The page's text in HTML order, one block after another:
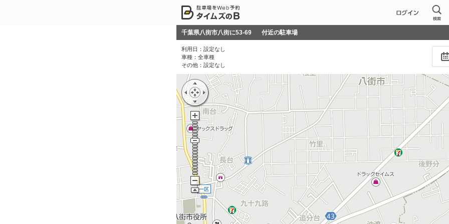
千葉県八街市八街に53-69 付近の駐車場
利用日： 設定なし
車種： 全車種
その他： 設定なし